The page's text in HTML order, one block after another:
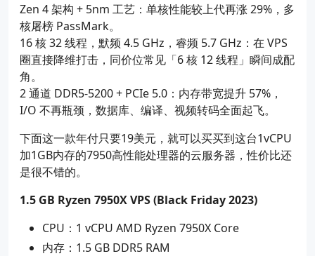
Zen 4 架构 + 5nm 工艺：单核性能较上代再涨 29%，多
核屠榜 PassMark。
16 核 32 线程，默频 4.5 GHz，睿频 5.7 GHz：在 VPS
圈直接降维打击，同价位常见「6 核 12 线程」瞬间成配
角。
2 通道 DDR5-5200 + PCIe 5.0：内存带宽提升 57%，
I/O 不再瓶颈，数据库、编译、视频转码全面起飞。
下面这一款年付只要19美元，就可以买买到这台1vCPU
加1GB内存的7950高性能处理器的云服务器，性价比还
是很不错的。
1.5 GB Ryzen 7950X VPS (Black Friday 2023)
CPU：1 vCPU AMD Ryzen 7950X Core
内存：1.5 GB DDR5 RAM